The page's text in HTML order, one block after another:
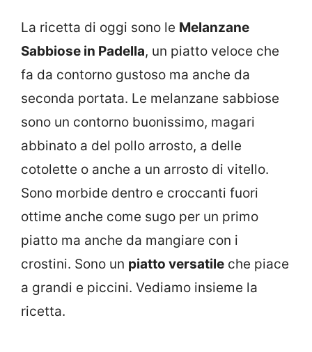
La ricetta di oggi sono le Melanzane
Sabbiose in Padella, un piatto veloce che
fa da contorno gustoso ma anche da
seconda portata. Le melanzane sabbiose
sono un contorno buonissimo, magari
abbinato a del pollo arrosto, a delle
cotolette o anche a un arrosto di vitello.
Sono morbide dentro e croccanti fuori
ottime anche come sugo per un primo
piatto ma anche da mangiare con i
crostini. Sono un piatto versatile che piace
a grandi e piccini. Vediamo insieme la
ricetta.